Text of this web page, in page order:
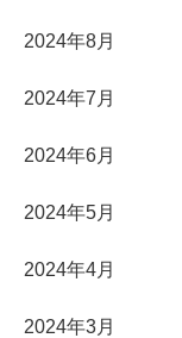
2024年8月
2024年7月
2024年6月
2024年5月
2024年4月
2024年3月